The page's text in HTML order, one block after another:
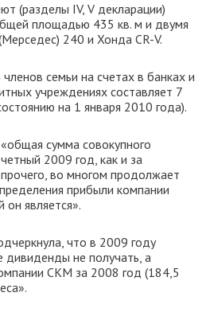
(разделы IV, V декларации)
площадью 435 кв. м и двумя
240 и Хонда CR-V.
семьи на счетах в банках и
учреждениях составляет 7
на 1 января 2010 года).
сумма совокупного
2009 год, как и за
во многом продолжает
прибыли компании
является».
что в 2009 году
дивиденды не получать, а
СКМ за 2008 год (184,5